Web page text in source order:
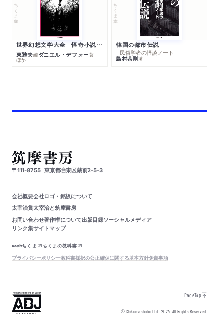
ちくま文庫
世界幻想文学大全 怪奇小説精華
東雅夫編ダニエル・デフォー著
ほか
ちくま文庫
韓国の都市伝説
─民俗学者の怪談ノート
島村恭則著
〒111-8755 東京都台東区蔵前2-5-3
会社概要会社ロゴ・銘板について
太宰治賞太宰治と筑摩書房
お問い合わせ著作権について出版目録ソーシャルメディア
リンク集サイトマップ
webちくま
ちくまの教科書
プライバシーポリシー教科書採択の公正確保に関する基本方針免責事項
PageTop
© Chikumashobo Ltd.2024 All Rights Reserved.